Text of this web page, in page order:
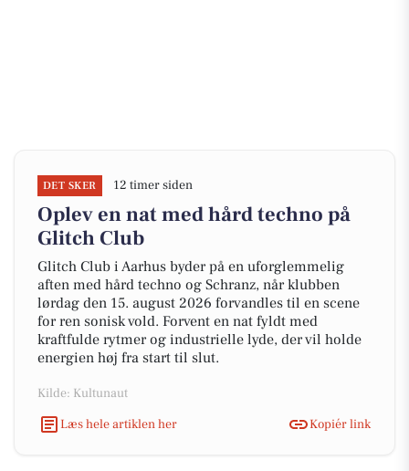
DET SKER 12 timer siden
Oplev en nat med hård techno på
Glitch Club
Glitch Club i Aarhus byder på en uforglemmelig
aften med hård techno og Schranz, når klubben
lørdag den 15. august 2026 forvandles til en scene
for ren sonisk vold. Forvent en nat fyldt med
kraftfulde rytmer og industrielle lyde, der vil holde
energien høj fra start til slut.
Kilde: Kultunaut
Læs hele artiklen her
Kopiér link